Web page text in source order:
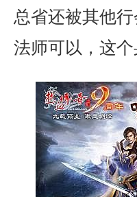
总省还被其他
法师可以，这